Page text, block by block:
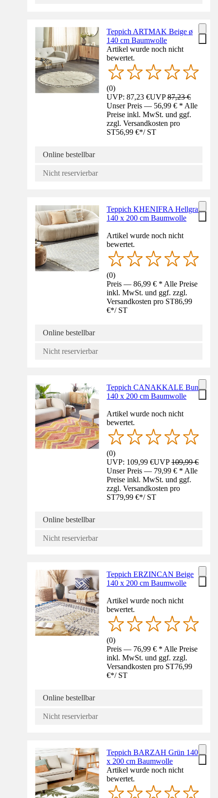
Teppich ARTMAK Beige ø
140 cm Baumwolle
Artikel wurde noch nicht
bewertet.
(0)
UVP: 87,23 €UVP87,23 €
Unser Preis — 56,99 € * Alle
Preise inkl. MwSt. und ggf.
zzgl. Versandkosten pro
ST56,99 €*/ ST
Online bestellbar
Nicht reservierbar
Teppich KHENIFRA Hellgrau
140 x 200 cm Baumwolle
Artikel wurde noch nicht
bewertet.
(0)
Preis — 86,99 € * Alle Preise
inkl. MwSt. und ggf. zzgl.
Versandkosten pro ST86,99
€*/ ST
Online bestellbar
Nicht reservierbar
Teppich CANAKKALE Bunt
140 x 200 cm Baumwolle
Artikel wurde noch nicht
bewertet.
(0)
UVP: 109,99 €UVP109,99 €
Unser Preis — 79,99 € * Alle
Preise inkl. MwSt. und ggf.
zzgl. Versandkosten pro
ST79,99 €*/ ST
Online bestellbar
Nicht reservierbar
Teppich ERZINCAN Beige
140 x 200 cm Baumwolle
Artikel wurde noch nicht
bewertet.
(0)
Preis — 76,99 € * Alle Preise
inkl. MwSt. und ggf. zzgl.
Versandkosten pro ST76,99
€*/ ST
Online bestellbar
Nicht reservierbar
Teppich BARZAH Grün 140
x 200 cm Baumwolle
Artikel wurde noch nicht
bewertet.